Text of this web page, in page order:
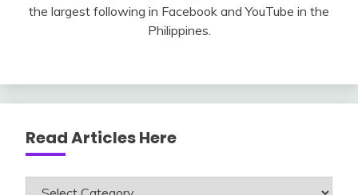
the largest following in Facebook and YouTube in the
Philippines.
Read Articles Here
Read